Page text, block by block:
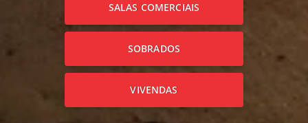
SALAS COMERCIAIS
SOBRADOS
VIVENDAS